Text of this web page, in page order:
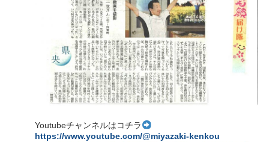
Youtubeチャンネルはコチラ
https://www.youtube.com/@miyazaki-kenkou